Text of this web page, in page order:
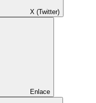
X (Twitter)
Enlace